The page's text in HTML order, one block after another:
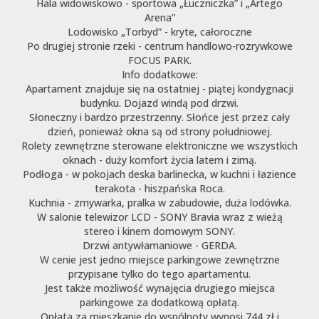
Hala widowiskowo - sportowa „Łuczniczka” i „Artego
Arena”
Lodowisko „Torbyd” - kryte, całoroczne
Po drugiej stronie rzeki - centrum handlowo-rozrywkowe
FOCUS PARK.
Info dodatkowe:
Apartament znajduje się na ostatniej - piątej kondygnacji
budynku. Dojazd windą pod drzwi.
Słoneczny i bardzo przestrzenny. Słońce jest przez cały
dzień, ponieważ okna są od strony południowej.
Rolety zewnętrzne sterowane elektroniczne we wszystkich
oknach - duży komfort życia latem i zimą.
Podłoga - w pokojach deska barlinecka, w kuchni i łazience
terakota - hiszpańska Roca.
Kuchnia - zmywarka, pralka w zabudowie, duża lodówka.
W salonie telewizor LCD - SONY Bravia wraz z wieżą
stereo i kinem domowym SONY.
Drzwi antywłamaniowe - GERDA.
W cenie jest jedno miejsce parkingowe zewnętrzne
przypisane tylko do tego apartamentu.
Jest także możliwość wynajęcia drugiego miejsca
parkingowe za dodatkową opłatą.